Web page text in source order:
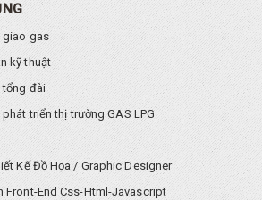
giao gas
kỹ thuật
tổng đài
triển thị trường GAS LPG
Kế Đồ Họa / Graphic Designer
Front-End Css-Html-Javascript